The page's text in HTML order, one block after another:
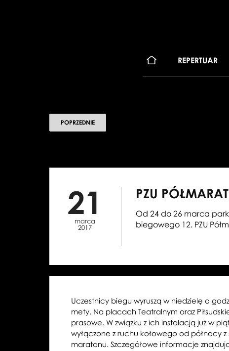
REPERTUAR
POPRZEDNIE
21
marca
2017
PZU
Od 24 do 26 marca
biegowego 12. PZU
Uczestnicy biegu wyruszą w niedzielę o
mety. Na placach Teatralnym oraz
prasowe. W związku z ich instalacją już w
wyłączone z ruchu kołowego od północy
maratonu. Szczegółowe informacje